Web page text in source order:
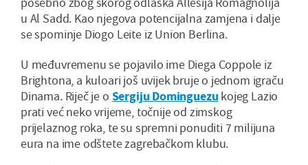
u Al Sadd. Kao njegova potencijalna zamjena i dalje
se spominje Diogo Leite iz Union Berlina.
U međuvremenu se pojavilo ime Diega Coppole iz
Brightona, a kuloari još uvijek bruje o jednom igraču
Dinama. Riječ je o Sergiju Dominguezu kojeg Lazio
prati već neko vrijeme, točnije od zimskog
prijelaznog roka, te su spremni ponuditi 7 milijuna
eura na ime odštete zagrebačkom klubu.